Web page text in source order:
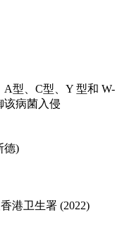
型、C型、Y 型和 W-
该病菌入侵
德)
港卫生署 (2022)